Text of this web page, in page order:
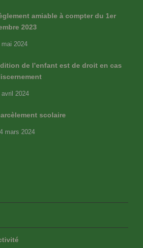
amiable à compter du 1er
2023
mai 2024
de l’enfant est de droit en cas
avril 2024
scolaire
mars 2024